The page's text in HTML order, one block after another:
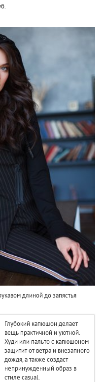
длиной до запястья
Глубокий капюшон делает
вещь практичной и уютной.
Худи или пальто с капюшоном
защитит от ветра и внезапного
дождя, а также создаст
непринужденный образ в
стиле casual.